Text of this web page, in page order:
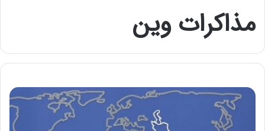
مذاکرات وین